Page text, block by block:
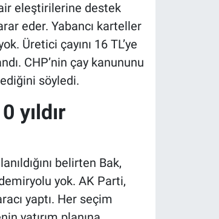
eleştirilerine destek
eder. Yabancı karteller
Üretici çayını 16 TL’ye
CHP’nin çay kanununu
söyledi.
yıldır
belirten Bak,
yok. AK Parti,
yaptı. Her seçim